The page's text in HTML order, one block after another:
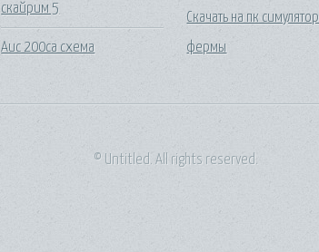
скайрим 5
Аис 200са схема
Скачать на пк симулятор
фермы
© Untitled. All rights reserved.